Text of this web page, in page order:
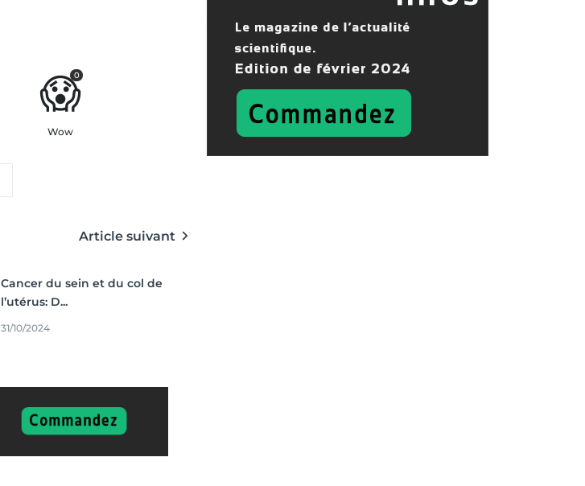
😱
0
Wow
Article suivant
Cancer du sein et du col de
l’utérus: D...
31/10/2024